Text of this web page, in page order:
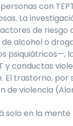
con
La
de riesgo
alcohol o
psiquiátricos—,
y conductas
El trastorno, por
de violencia
solo en la mente